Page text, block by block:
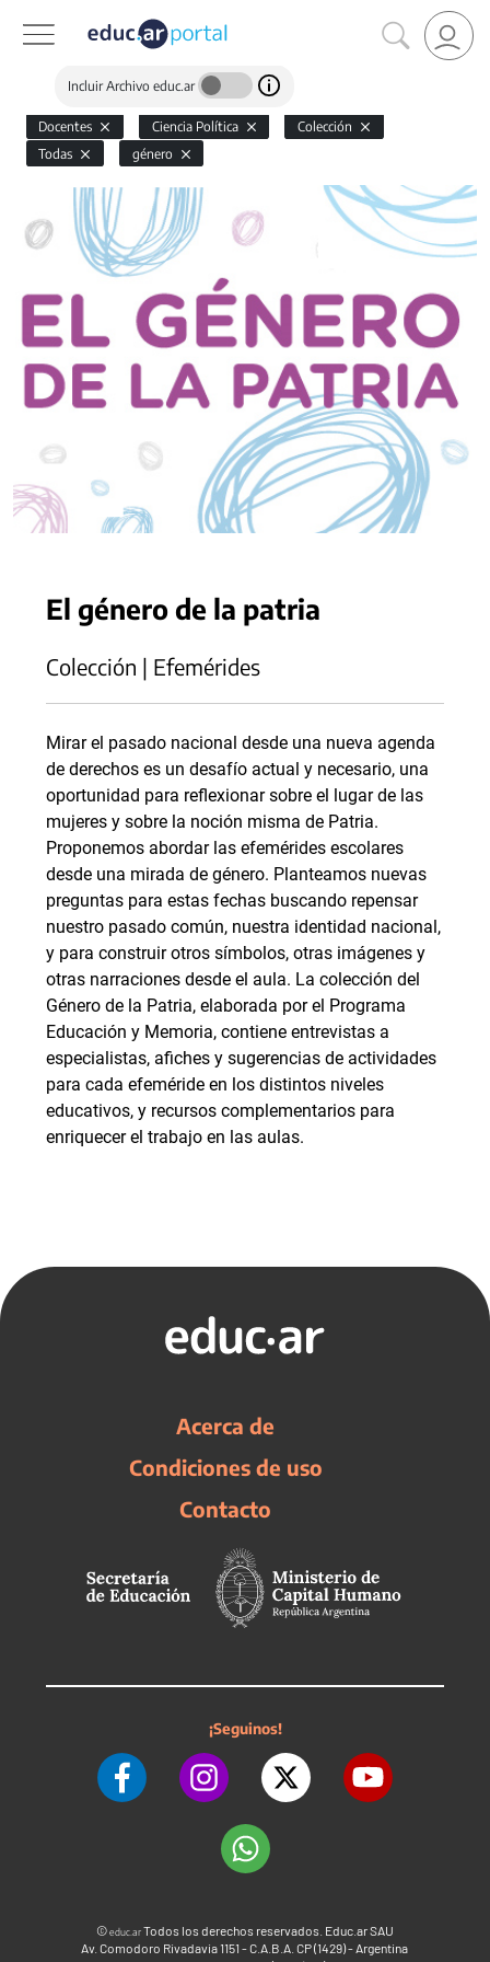
Incluir Archivo educ.ar
Docentes Ciencia Política
Colección
Todas
género
El género de la patria
Colección | Efemérides
Mirar el pasado nacional desde una nueva agenda
de derechos es un desafío actual y necesario, una
oportunidad para reflexionar sobre el lugar de las
mujeres y sobre la noción misma de Patria.
Proponemos abordar las efemérides escolares
desde una mirada de género. Planteamos nuevas
preguntas para estas fechas buscando repensar
nuestro pasado común, nuestra identidad nacional,
y para construir otros símbolos, otras imágenes y
otras narraciones desde el aula. La colección del
Género de la Patria, elaborada por el Programa
Educación y Memoria, contiene entrevistas a
especialistas, afiches y sugerencias de actividades
para cada efeméride en los distintos niveles
educativos, y recursos complementarios para
enriquecer el trabajo en las aulas.
Acerca de
Condiciones de uso
Contacto
¡Seguinos!
©educ.arTodos los derechos reservados. Educ.ar SAU
Av. Comodoro Rivadavia 1151 - C.A.B.A. CP (1429) - Argentina